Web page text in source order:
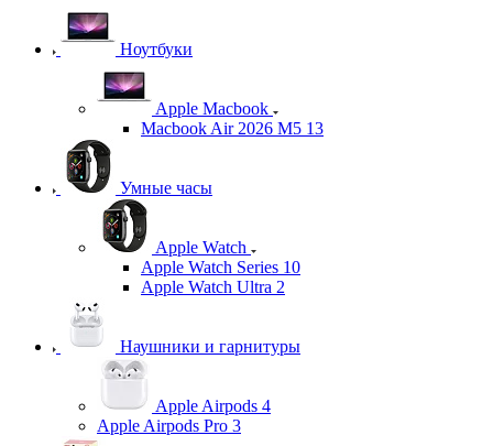
Ноутбуки
Apple Macbook
Macbook Air 2026 M5 13
Умные часы
Apple Watch
Apple Watch Series 10
Apple Watch Ultra 2
Наушники и гарнитуры
Apple Airpods 4
Apple Airpods Pro 3